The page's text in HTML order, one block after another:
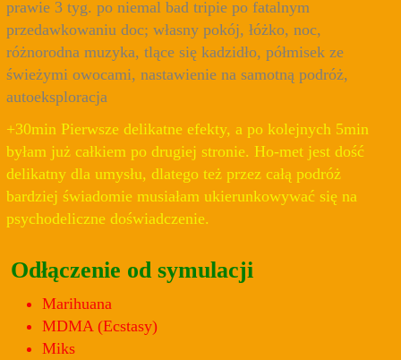
prawie 3 tyg. po niemal bad tripie po fatalnym
przedawkowaniu doc; własny pokój, łóżko, noc,
różnorodna muzyka, tlące się kadzidło, półmisek ze
świeżymi owocami, nastawienie na samotną podróż,
autoeksploracja
+30min Pierwsze delikatne efekty, a po kolejnych 5min
byłam już całkiem po drugiej stronie. Ho-met jest dość
delikatny dla umysłu, dlatego też przez całą podróż
bardziej świadomie musiałam ukierunkowywać się na
psychodeliczne doświadczenie.
Odłączenie od symulacji
Marihuana
MDMA (Ecstasy)
Miks